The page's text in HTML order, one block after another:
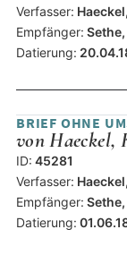
Verfasser:
Empfänger:
Datierung:
BRIEF OHNE
von Haeckel,
ID: 45281
Verfasser:
Empfänger:
Datierung: